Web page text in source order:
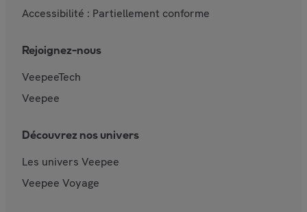
Accessibilité : Partiellement conforme
Rejoignez-nous
VeepeeTech
Veepee
Découvrez nos univers
Les univers Veepee
Veepee Voyage